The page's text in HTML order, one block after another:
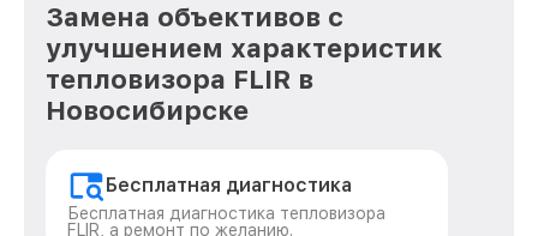
Замена объективов с
улучшением характеристик
тепловизора FLIR в
Новосибирске
Бесплатная диагностика
Бесплатная диагностика тепловизора
FLIR, а ремонт по желанию.